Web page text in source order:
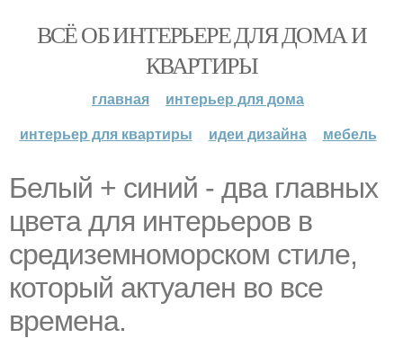
ВСЁ ОБ ИНТЕРЬЕРЕ ДЛЯ ДОМА И
КВАРТИРЫ
главная
интерьер для дома
интерьер для квартиры
идеи дизайна мебель
Белый + синий - два главных
цвета для интерьеров в
средиземноморском стиле,
который актуален во все
времена.